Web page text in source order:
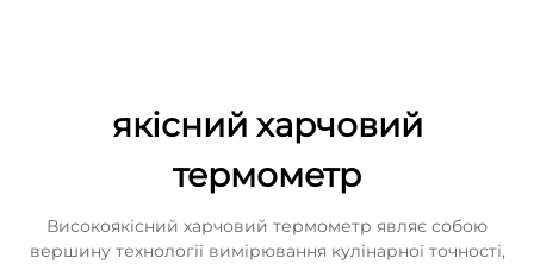
якісний харчовий
термометр
Високоякісний харчовий термометр являє собою
вершину технології вимірювання кулінарної точності,